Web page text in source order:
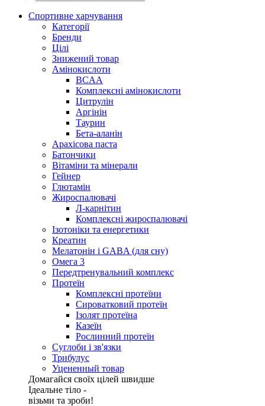
Спортивне харчування
Категорії
Бренди
Цілі
Знижений товар
Амінокислоти
BCAA
Комплексні амінокислоти
Цитрулін
Аргінін
Таурин
Бета-аланін
Арахісова паста
Батончики
Вітаміни та мінерали
Гейнер
Глютамін
Жироспалювачі
Л-карнітин
Комплексні жироспалювачі
Ізотоніки та енергетики
Креатин
Мелатонін і GABA (для сну)
Омега 3
Передтренувальний комплекс
Протеїн
Комплексні протеїни
Сироватковий протеїн
Ізолят протеїна
Казеїн
Рослинний протеїн
Суглоби і зв'язки
Трибулус
Уцененный товар
Домагайся своїх цілей швидше
Ідеальне тіло -
візьми та зроби!